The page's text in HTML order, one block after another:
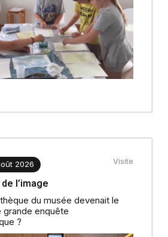
2026
l’image
du musée devenait le
grande enquête
?
Visite